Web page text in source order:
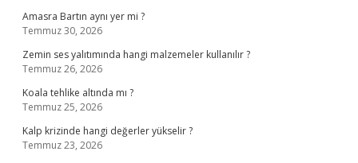
Amasra Bartın aynı yer mi ?
Temmuz 30, 2026
Zemin ses yalıtımında hangi malzemeler kullanılır ?
Temmuz 26, 2026
Koala tehlike altında mı ?
Temmuz 25, 2026
Kalp krizinde hangi değerler yükselir ?
Temmuz 23, 2026